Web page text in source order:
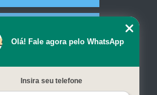
Contato
Olá! Fale agora pelo WhatsApp
Insira seu telefone